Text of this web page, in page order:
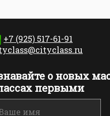
+7 (925) 517-61-91
о новых
первыми